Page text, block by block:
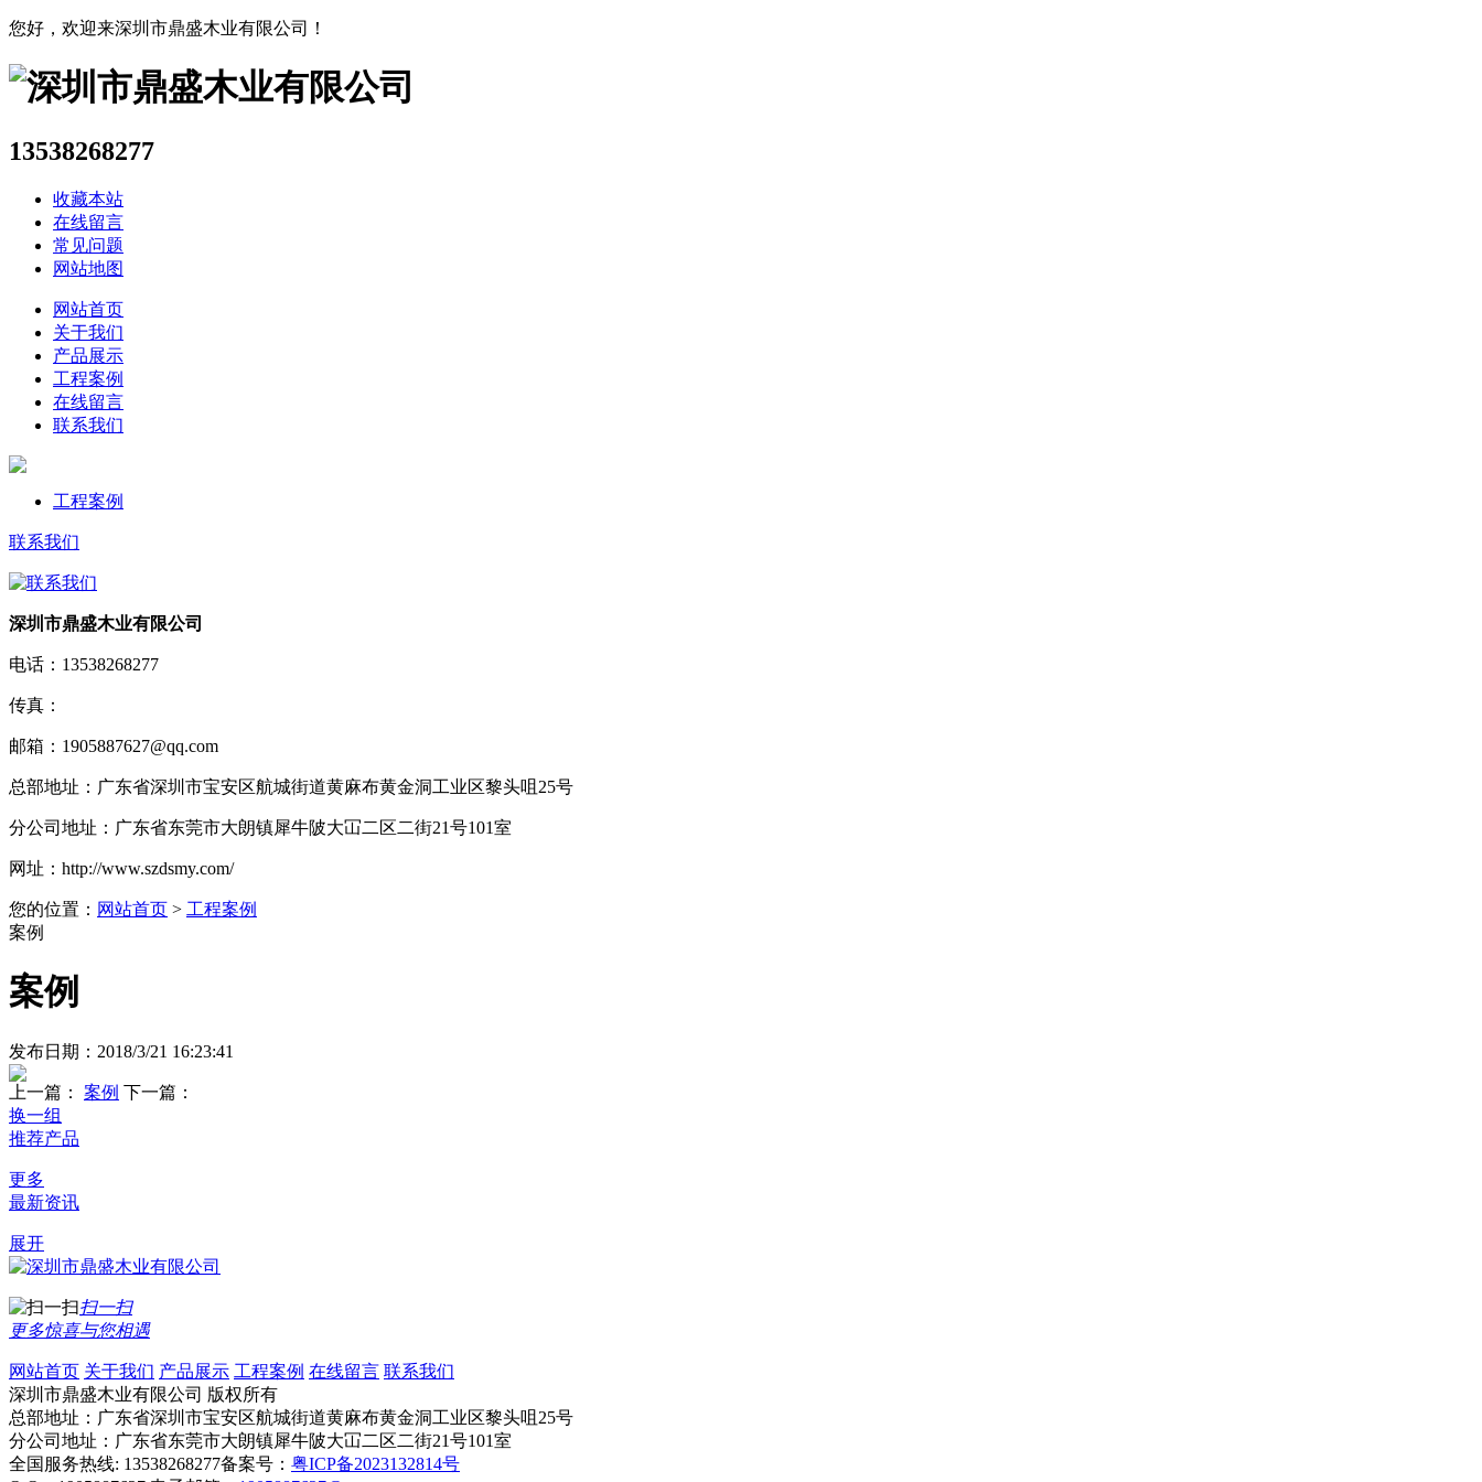
您好，欢迎来深圳市鼎盛木业有限公司！
13538268277
收藏本站
在线留言
常见问题
网站地图
网站首页
关于我们
产品展示
工程案例
在线留言
联系我们
工程案例
联系我们
深圳市鼎盛木业有限公司
电话： 13538268277
传真：
邮箱： 1905887627@qq.com
总部地址： 广东省深圳市宝安区航城街道黄麻布黄金洞工业区黎头咀25号
分公司地址： 广东省东莞市大朗镇犀牛陂大冚二区二街21号101室
网址： http://www.szdsmy.com/
您的位置： 网站首页 > 工程案例
案例
案例
发布日期：2018/3/21 16:23:41
上一篇： 案例 下一篇：
换一组
推荐产品
更多
最新资讯
展开
扫一扫
更多惊喜与您相遇
网站首页 关于我们 产品展示 工程案例 在线留言 联系我们
深圳市鼎盛木业有限公司 版权所有
总部地址：广东省深圳市宝安区航城街道黄麻布黄金洞工业区黎头咀25号
分公司地址：广东省东莞市大朗镇犀牛陂大冚二区二街21号101室
全国服务热线: 13538268277备案号： 粤ICP备2023132814号